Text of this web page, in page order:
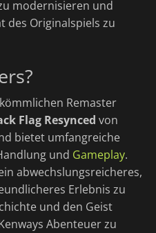
modernisieren und
des Originalspiels zu
Remaster
Flag Resynced von
bietet umfangreiche
und Gameplay.
abwechslungsreicheres,
Erlebnis zu
und den Geist
Abenteuer zu